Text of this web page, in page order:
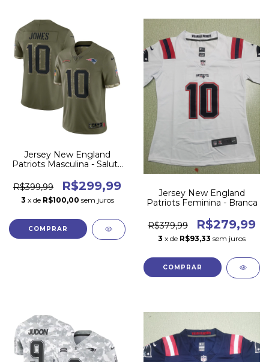
Jersey New England
Patriots Masculina - Salute
R$399,99
R$299,99
3 x de R$100,00 sem juros
COMPRAR
Jersey New England
Patriots Feminina - Branca
R$379,99 R$279,99
3 x de R$93,33 sem juros
COMPRAR